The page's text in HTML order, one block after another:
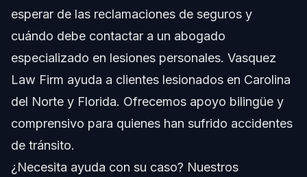
Paso 3: Obtenga el Informe Oficial de Accidente
Paso 4: Notifique a Su Compañía de Seguros
Rápidamente
Paso 5: Consulte con un Abogado de Lesiones
Personales
Errores Comunes que Debe Evitar
Cronología y Qué Esperar en Su Caso
esperar de las reclamaciones de seguros y
cuándo debe contactar a un abogado
especializado en lesiones personales. Vasquez
Law Firm ayuda a clientes lesionados en Carolina
del Norte y Florida. Ofrecemos apoyo bilingüe y
comprensivo para quienes han sufrido accidentes
de tránsito.
¿Necesita ayuda con su caso? Nuestros